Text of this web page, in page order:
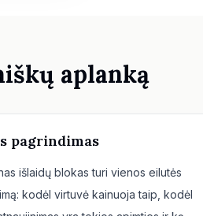
aplanką
pagrindimas
išlaidų blokas turi vienos eilutės
kodėl virtuvė kainuoja taip, kodėl